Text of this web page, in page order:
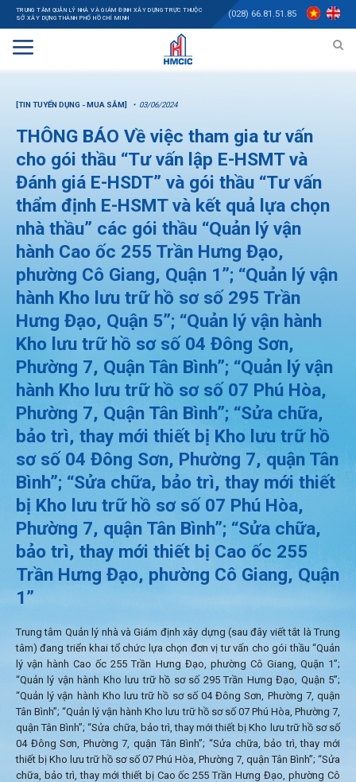
TRUNG TÂM QUẢN LÝ NHÀ VÀ GIÁM ĐỊNH XÂY DỰNG TRỰC THUỘC
SỞ XÂY DỰNG THÀNH PHỐ HỒ CHÍ MINH
(028) 66.81.51.85
[TIN TUYỂN DỤNG - MUA SẮM] 03/06/2024
THÔNG BÁO Về việc tham gia tư vấn
cho gói thầu “Tư vấn lập E-HSMT và
Đánh giá E-HSDT” và gói thầu “Tư vấn
thẩm định E-HSMT và kết quả lựa chọn
nhà thầu” các gói thầu “Quản lý vận
hành Cao ốc 255 Trần Hưng Đạo,
phường Cô Giang, Quận 1”; “Quản lý vận
hành Kho lưu trữ hồ sơ số 295 Trần
Hưng Đạo, Quận 5”; “Quản lý vận hành
Kho lưu trữ hồ sơ số 04 Đông Sơn,
Phường 7, Quận Tân Bình”; “Quản lý vận
hành Kho lưu trữ hồ sơ số 07 Phú Hòa,
Phường 7, Quận Tân Bình”; “Sửa chữa,
bảo trì, thay mới thiết bị Kho lưu trữ hồ
sơ số 04 Đông Sơn, Phường 7, quận Tân
Bình”; “Sửa chữa, bảo trì, thay mới thiết
bị Kho lưu trữ hồ sơ số 07 Phú Hòa,
Phường 7, quận Tân Bình”; “Sửa chữa,
bảo trì, thay mới thiết bị Cao ốc 255
Trần Hưng Đạo, phường Cô Giang, Quận
1”
Trung tâm Quản lý nhà và Giám định xây dựng (sau đây viết tắt là Trung
tâm) đang triển khai tổ chức lựa chọn đơn vị tư vấn cho gói thầu “Quản
lý vận hành Cao ốc 255 Trần Hưng Đạo, phường Cô Giang, Quận 1”;
“Quản lý vận hành Kho lưu trữ hồ sơ số 295 Trần Hưng Đạo, Quận 5”;
“Quản lý vận hành Kho lưu trữ hồ sơ số 04 Đông Sơn, Phường 7, quận
Tân Bình”; “Quản lý vận hành Kho lưu trữ hồ sơ số 07 Phú Hòa, Phường 7,
quận Tân Bình”; “Sửa chữa, bảo trì, thay mới thiết bị Kho lưu trữ hồ sơ số
04 Đông Sơn, Phường 7, quận Tân Bình”; “Sửa chữa, bảo trì, thay mới
thiết bị Kho lưu trữ hồ sơ số 07 Phú Hòa, Phường 7, quận Tân Bình”; “Sửa
chữa, bảo trì, thay mới thiết bị Cao ốc 255 Trần Hưng Đạo, phường Cô